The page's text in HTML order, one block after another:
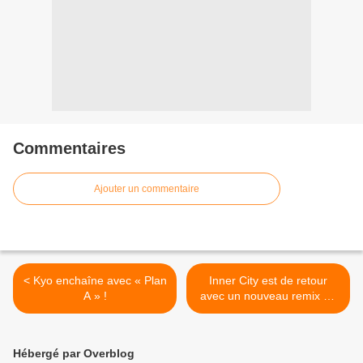
Commentaires
Ajouter un commentaire
< Kyo enchaîne avec « Plan
A » !
Inner City est de retour
avec un nouveau remix de
« Good Life » ! >
Hébergé par Overblog